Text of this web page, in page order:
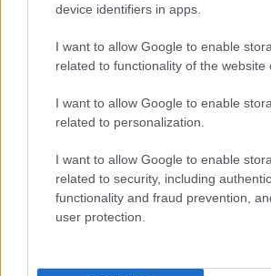
device identifiers in apps.
I want to allow Google to enable
related to functionality of the website
I want to allow Google to enable
related to personalization.
I want to allow Google to enable
related to security, including
functionality and fraud prevention,
user protection.
Az AI már a mindennapok
Napjainkban a mesterséges
képesek nyelvileg kifinomult,
statisztikai mintázatok felismerése
előrejelzés. Ez a felismerés
kérdéseket is felvet, mint például
intelligenciának, milyen
technológiával szemben, és hogyan
tudatosan használni azt a
ilyen kérdések megértéséhez